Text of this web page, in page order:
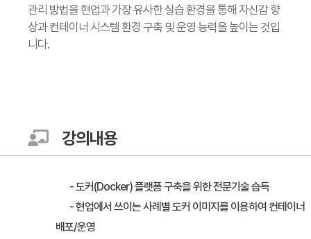
관리 방법을 현업과 가장 유사한 실습 환경을 통해 자신감 향
상과 컨테이너 시스템 환경 구축 및 운영 능력을 높이는 것입
니다.
강의내용
- 도커(Docker) 플랫폼 구축을 위한 전문기술 습득
- 현업에서 쓰이는 사례별 도커 이미지를 이용하여 컨테이너
배포/운영